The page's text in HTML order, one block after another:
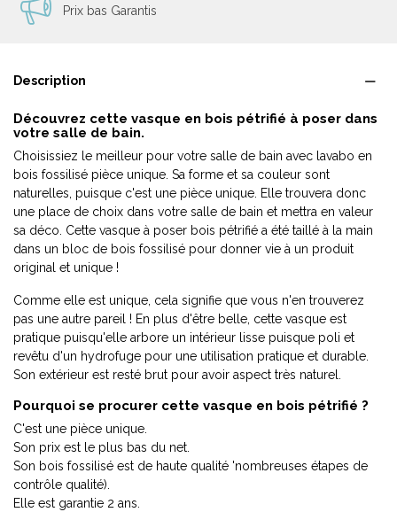
Prix bas Garantis
Description
Découvrez cette vasque en bois pétrifié à poser dans
votre salle de bain.
Choisissiez le meilleur pour votre salle de bain avec lavabo en
bois fossilisé pièce unique. Sa forme et sa couleur sont
naturelles, puisque c'est une pièce unique. Elle trouvera donc
une place de choix dans votre salle de bain et mettra en valeur
sa déco. Cette vasque à poser bois pétrifié a été taillé à la main
dans un bloc de bois fossilisé pour donner vie à un produit
original et unique !
Comme elle est unique, cela signifie que vous n'en trouverez
pas une autre pareil ! En plus d'être belle, cette vasque est
pratique puisqu'elle arbore un intérieur lisse puisque poli et
revêtu d'un hydrofuge pour une utilisation pratique et durable.
Son extérieur est resté brut pour avoir aspect très naturel.
Pourquoi se procurer cette vasque en bois pétrifié ?
C'est une pièce unique.
Son prix est le plus bas du net.
Son bois fossilisé est de haute qualité 'nombreuses étapes de
contrôle qualité).
Elle est garantie 2 ans.